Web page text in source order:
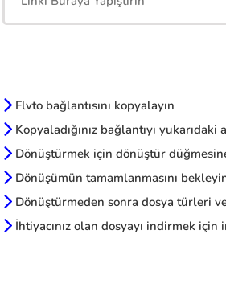
Flvto bağlantısını kopyalayın
Kopyaladığınız bağlantıyı yukarıdaki
Dönüştürmek için dönüştür
Dönüşümün tamamlanmasını
Dönüştürmeden sonra dosya türleri
İhtiyacınız olan dosyayı indirmek için